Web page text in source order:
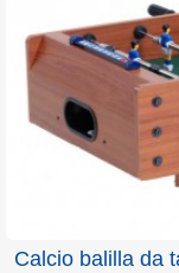
Calcio balilla da